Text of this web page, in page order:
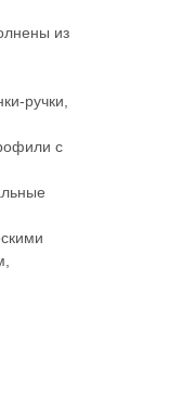
из
ручки,
с